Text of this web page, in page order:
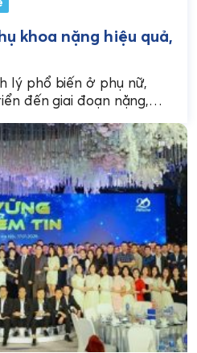
khoa nặng hiệu quả,
lý phổ biến ở phụ nữ,
đến giai đoạn nặng,